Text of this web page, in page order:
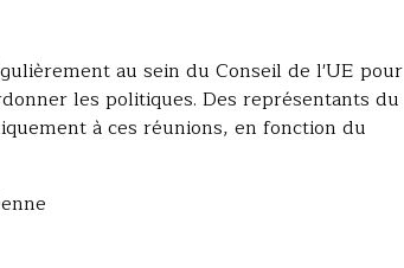
au sein du Conseil de l'UE pour
les politiques. Des représentants du
à ces réunions, en fonction du